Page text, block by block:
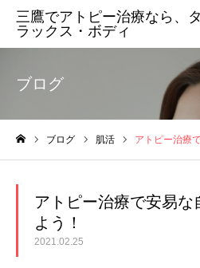
三鷹でアトピー治療なら、
ラックス・ボディ
ブログ
ブログ 肌活 アトピー治療で
アトピー治療で安易
よう！
2021.02.25